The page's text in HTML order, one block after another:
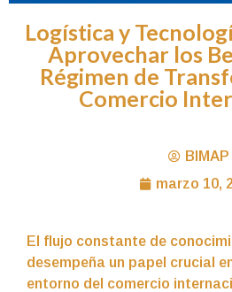
Logística y
Aprovechar los
Régimen de
Comercio
BIMAP
marzo 10,
El flujo constante de
desempeña un papel crucial
entorno del comercio